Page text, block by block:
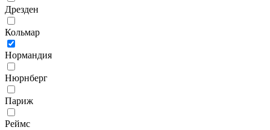
Дрезден
Кольмар
Нормандия
Нюрнберг
Париж
Реймс